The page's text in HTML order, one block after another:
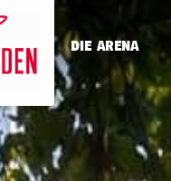
DIE ARENA